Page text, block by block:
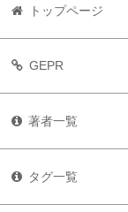
トップページ
GEPR
著者一覧
タグ一覧